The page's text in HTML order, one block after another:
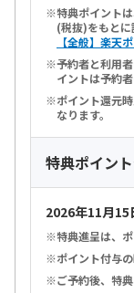
特典ポイント
(税抜)をもとに
【全般】楽天
予約者と利用
イントは予約
ポイント還元
なります。
特典ポイン
2026年11月
特典進呈は、
ポイント付与
ご予約後、特